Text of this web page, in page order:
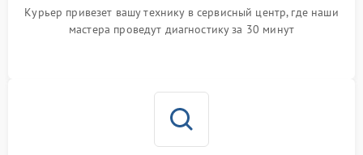
Курьер привезет вашу технику в сервисный центр, где наши
мастера проведут диагностику за 30 минут